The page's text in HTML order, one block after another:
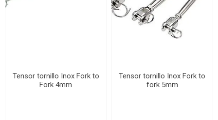
Tensor tornillo Inox Fork to
Fork 4mm
Tensor tornillo Inox Fork to
fork 5mm